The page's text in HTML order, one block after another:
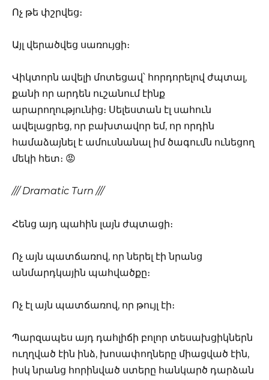
Ոչ թե փշրվեց։
Այլ վերածվեց սառույցի։
Վիկտորն ավելի մոտեցավ՝ հորդորելով ժպտալ,
քանի որ արդեն ուշանում էինք
արարողությունից։ Սելեստան էլ սահուն
ավելացրեց, որ բախտավոր եմ, որ որդին
համաձայնել է ամուսնանալ իմ ծագումն ունեցող
մեկի հետ։ 😡
/// Dramatic Turn ///
Հենց այդ պահին լայն ժպտացի։
Ոչ այն պատճառով, որ ներել էի նրանց
անմարդկային պահվածքը։
Ոչ էլ այն պատճառով, որ թույլ էի։
Պարզապես այդ դահլիճի բոլոր տեսախցիկներն
ուղղված էին ինձ, խոսափողները միացված էին,
իսկ նրանց հորինված ստերը հանկարծ դարձան